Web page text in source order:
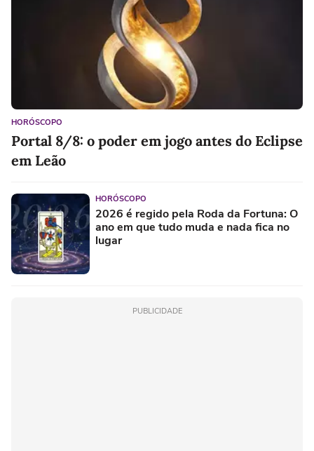
HORÓSCOPO
Portal 8/8: o poder em jogo antes do Eclipse
em Leão
HORÓSCOPO
2026 é regido pela Roda da Fortuna: O
ano em que tudo muda e nada fica no
lugar
PUBLICIDADE